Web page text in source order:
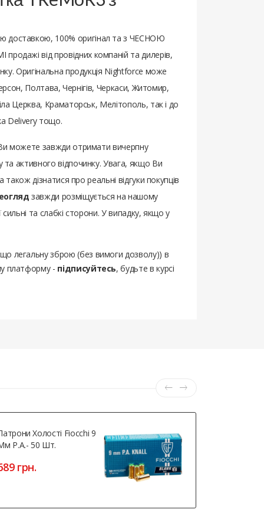
доставкою, 100% оригінал та з ЧЕСНОЮ
від провідних компаній та дилерів,
Оригінальна продукція Nightforce може
Полтава, Чернігів, Черкаси, Житомир,
Церква, Краматорськ, Мелітополь, так і до
Delivery тощо.
Ви можете завжди отримати вичерпну
та активного відпочинку. Увага, якщо Ви
також дізнатися про реальні відгуки покупців
завжди розміщується на нашому
та слабкі сторони. У випадку, якщо у
легальну зброю (без вимоги дозволу)) в
платформу - підписуйтесь, будьте в курсі
Холості Fiocchi 9
Р.А.- 50 Шт.
грн.